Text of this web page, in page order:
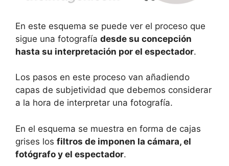
En este esquema se puede ver el proceso que
sigue una fotografía desde su concepción
hasta su interpretación por el espectador.
Los pasos en este proceso van añadiendo
capas de subjetividad que debemos considerar
a la hora de interpretar una fotografía.
En el esquema se muestra en forma de cajas
grises los filtros de imponen la cámara, el
fotógrafo y el espectador.